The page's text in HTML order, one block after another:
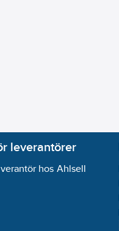
leverantörer
hos Ahlsell